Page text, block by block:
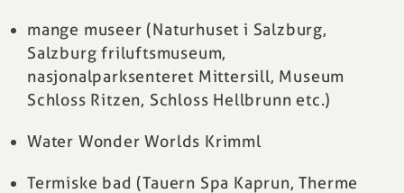
mange museer (Naturhuset i Salzburg,
Salzburg friluftsmuseum,
nasjonalparksenteret Mittersill, Museum
Schloss Ritzen, Schloss Hellbrunn etc.)
Water Wonder Worlds Krimml
Termiske bad (Tauern Spa Kaprun, Therme